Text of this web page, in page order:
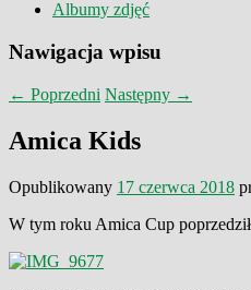
Albumy zdjęć
Nawigacja wpisu
← Poprzedni Następny →
Amica Kids
Opublikowany 17 czerwca 2018
W tym roku Amica Cup